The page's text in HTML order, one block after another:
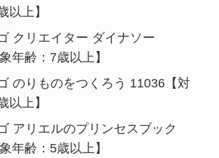
以上】
クリエイター ダイナソー
年齢：7歳以上】
のりものをつくろう 11036【対
以上】
アリエルのプリンセスブック
年齢：5歳以上】